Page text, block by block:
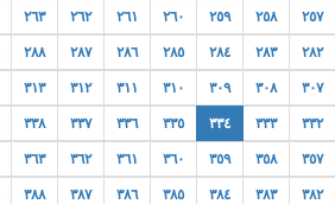
٢٥٧ ٢٥٨ ٢٥٩ ٢٦٠ ٢٦١ ٢٦٢ ٢٦٣
٢٨٢ ٢٨٣ ٢٨٤ ٢٨٥ ٢٨٦ ٢٨٧ ٢٨٨
٣٠٧ ٣٠٨ ٣٠٩ ٣١٠ ٣١١ ٣١٢ ٣١٣
٣٣٢ ٣٣٣ ٣٣٤ ٣٣٥ ٣٣٦ ٣٣٧ ٣٣٨
٣٥٧ ٣٥٨ ٣٥٩ ٣٦٠ ٣٦١ ٣٦٢ ٣٦٣
٣٨٢ ٣٨٣ ٣٨٤ ٣٨٥ ٣٨٦ ٣٨٧ ٣٨٨